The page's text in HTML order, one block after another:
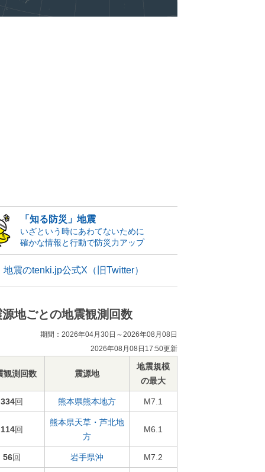
「知る防災」地震
いざという時にあわてないために
確かな情報と行動で防災力アップ
地震のtenki.jp公式X（旧Twitter）
源地ごとの地震観測回数
期間：2026年04月30日～2026年08月08日
2026年08月08日17:50更新
観測回数 震源地
地震規模
の最大
334回 熊本県熊本地方 M7.1
114回
熊本県天草・芦北地
方
M6.1
56回 岩手県沖 M7.2